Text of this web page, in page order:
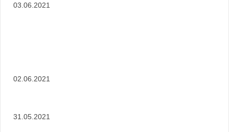
03.06.2021
02.06.2021
31.05.2021